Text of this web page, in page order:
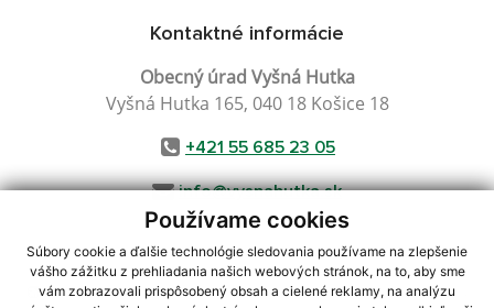
Používame cookies
Súbory cookie a ďalšie technológie sledovania používame na zlepšenie
vášho zážitku z prehliadania našich webových stránok, na to, aby sme
vám zobrazovali prispôsobený obsah a cielené reklamy, na analýzu
Kontaktné informácie
Obecný úrad Vyšná Hutka
Vyšná Hutka 165, 040 18 Košice 18
+421 55 685 23 05
info@vysnahutka.sk
využite možnosť získavania aktuálnych informácií s využitím RSS